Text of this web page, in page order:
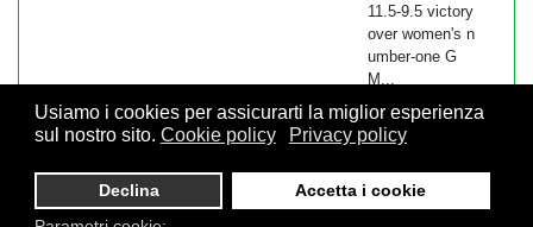
Usiamo i cookies per assicurarti la miglior esperienza
sul nostro sito. Cookie policy Privacy policy
Declina
Accetta i cookie
11.5-9.5 victory
over women's n
umber-one G
M...
© 2026 FSI - Federazione Scacchistica Italiana - V.le Regina
Giovanna, 12 - 20129 Milano - CF. 80105170155 - P. Iva
10013490155 - Email fsi@federscacchi.it - Tel. 02.86464369 -